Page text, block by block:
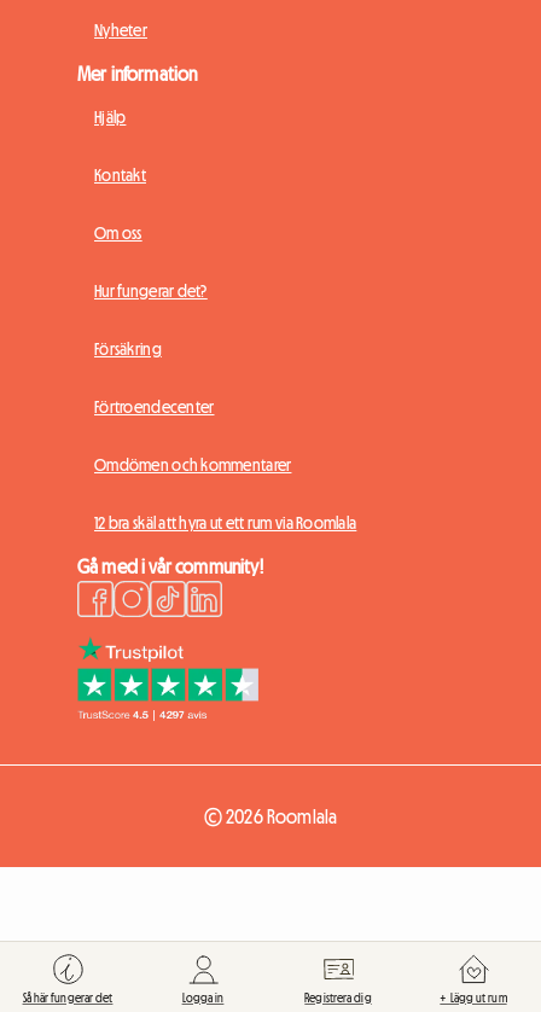
Nyheter
Mer information
Hjälp
Kontakt
Om oss
Hur fungerar det?
Försäkring
Förtroendecenter
Omdömen och kommentarer
12 bra skäl att hyra ut ett rum via Roomlala
Gå med i vår community!
© 2026 Roomlala
Så här fungerar det Logga in Registrera dig + Lägg ut rum